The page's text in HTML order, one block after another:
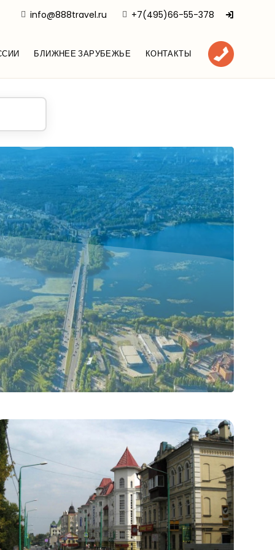
info@888travel.ru +7(495)66-55-378
БЛИЖНЕЕ ЗАРУБЕЖЬЕ КОНТАКТЫ